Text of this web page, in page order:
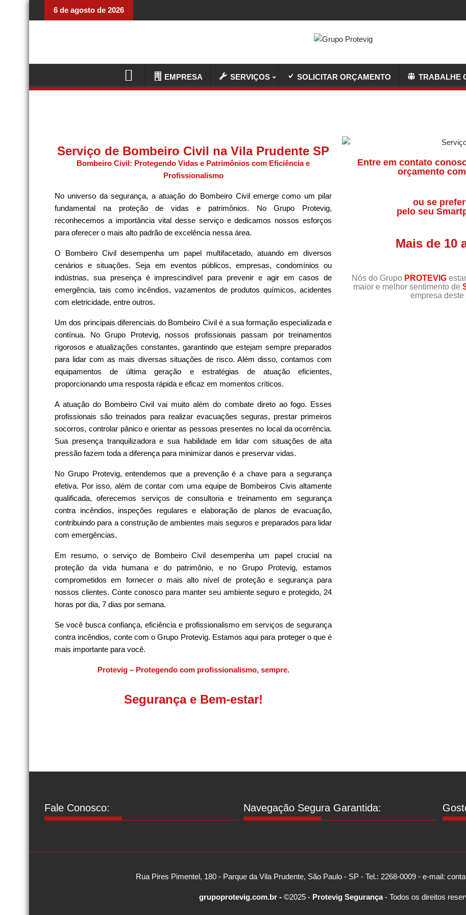
6 de agosto de 2026
EMPRESA SERVIÇOS SOLICITAR ORÇAMENTO TRABALHE
Serviço de Bombeiro Civil na Vila Prudente SP
Bombeiro Civil: Protegendo Vidas e Patrimônios com Eficiência e
Profissionalismo
No universo da segurança, a atuação do Bombeiro Civil emerge como um pilar
fundamental na proteção de vidas e patrimônios. No Grupo Protevig,
reconhecemos a importância vital desse serviço e dedicamos nossos esforços
para oferecer o mais alto padrão de excelência nessa área.
O Bombeiro Civil desempenha um papel multifacetado, atuando em diversos
cenários e situações. Seja em eventos públicos, empresas, condomínios ou
indústrias, sua presença é imprescindível para prevenir e agir em casos de
emergência, tais como incêndios, vazamentos de produtos químicos, acidentes
com eletricidade, entre outros.
Um dos principais diferenciais do Bombeiro Civil é a sua formação especializada e
contínua. No Grupo Protevig, nossos profissionais passam por treinamentos
rigorosos e atualizações constantes, garantindo que estejam sempre preparados
para lidar com as mais diversas situações de risco. Além disso, contamos com
equipamentos de última geração e estratégias de atuação eficientes,
proporcionando uma resposta rápida e eficaz em momentos críticos.
A atuação do Bombeiro Civil vai muito além do combate direto ao fogo. Esses
profissionais são treinados para realizar evacuações seguras, prestar primeiros
socorros, controlar pânico e orientar as pessoas presentes no local da ocorrência.
Sua presença tranquilizadora e sua habilidade em lidar com situações de alta
pressão fazem toda a diferença para minimizar danos e preservar vidas.
No Grupo Protevig, entendemos que a prevenção é a chave para a segurança
efetiva. Por isso, além de contar com uma equipe de Bombeiros Civis altamente
qualificada, oferecemos serviços de consultoria e treinamento em segurança
contra incêndios, inspeções regulares e elaboração de planos de evacuação,
contribuindo para a construção de ambientes mais seguros e preparados para lidar
com emergências.
Em resumo, o serviço de Bombeiro Civil desempenha um papel crucial na
proteção da vida humana e do patrimônio, e no Grupo Protevig, estamos
comprometidos em fornecer o mais alto nível de proteção e segurança para
nossos clientes. Conte conosco para manter seu ambiente seguro e protegido, 24
horas por dia, 7 dias por semana.
Se você busca confiança, eficiência e profissionalismo em serviços de segurança
contra incêndios, conte com o Grupo Protevig. Estamos aqui para proteger o que é
mais importante para você.
Protevig – Protegendo com profissionalismo, sempre.
Segurança e Bem-estar!
Entre em contato
orçamento
ou se
pelo seu
Mais de 10
Nós do Grupo PROTEVIG
maior e melhor sentimento de
empresa deste
Fale Conosco: Navegação Segura Garantida:
Rua Pires Pimentel, 180 - Parque da Vila Prudente, São Paulo - SP - Tel.: 2268-0009 - e-mail:
grupoprotevig.com.br - ©2025 - Protevig Segurança- Todos os direitos